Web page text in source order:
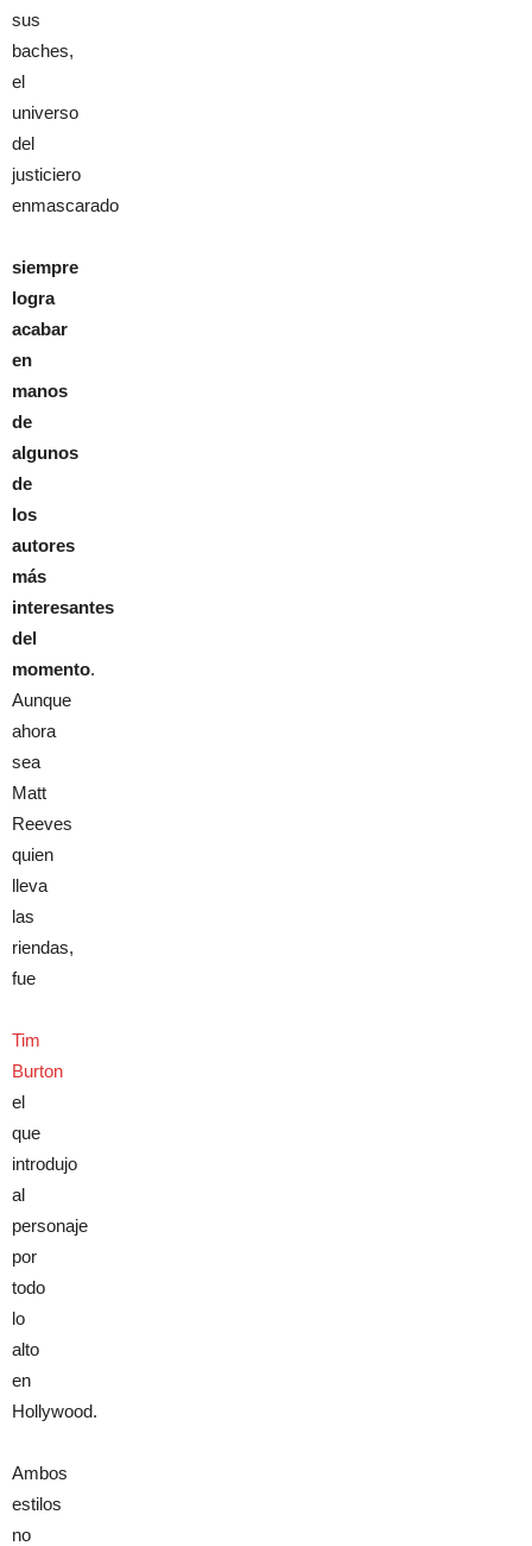
sus
baches,
el
universo
del
justiciero
enmascarado
siempre
logra
acabar
en
manos
de
algunos
de
los
autores
más
interesantes
del
momento.
Aunque
ahora
sea
Matt
Reeves
quien
lleva
las
riendas,
fue
Tim
Burton
el
que
introdujo
al
personaje
por
todo
lo
alto
en
Hollywood.
Ambos
estilos
no